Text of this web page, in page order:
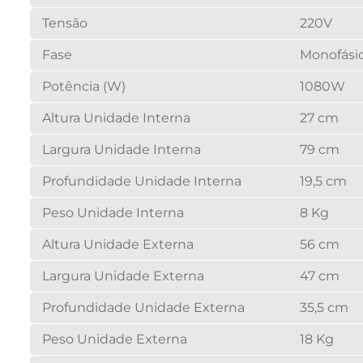
Tensão 220V
Fase
Potência (W) 1080W
Altura Unidade Interna 27 cm
Largura Unidade Interna 79 cm
Profundidade Unidade Interna 19,5 cm
Peso Unidade Interna 8 Kg
Altura Unidade Externa 56 cm
Largura Unidade Externa 47 cm
Profundidade Unidade Externa 35,5 cm
Peso Unidade Externa 18 Kg